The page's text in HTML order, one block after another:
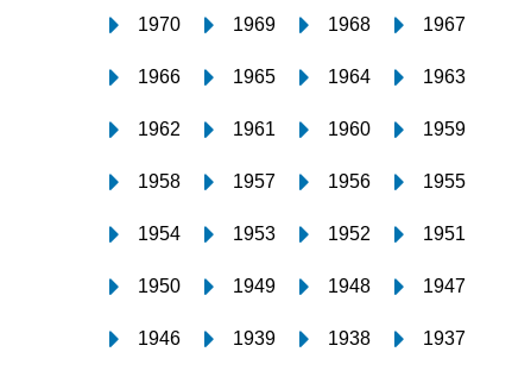
1970 1969 1968 1967
1966 1965 1964 1963
1962 1961 1960 1959
1958 1957 1956 1955
1954 1953 1952 1951
1950 1949 1948 1947
1946 1939 1938 1937